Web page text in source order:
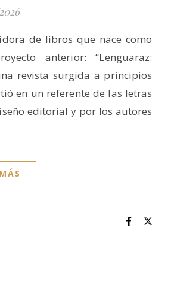
de libros que nace como
anterior: “Lenguaraz:
revista surgida a principios
en un referente de las letras
editorial y por los autores